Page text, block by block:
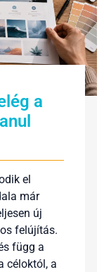
a
el
már
új
felújítás.
függ a
céloktól, a